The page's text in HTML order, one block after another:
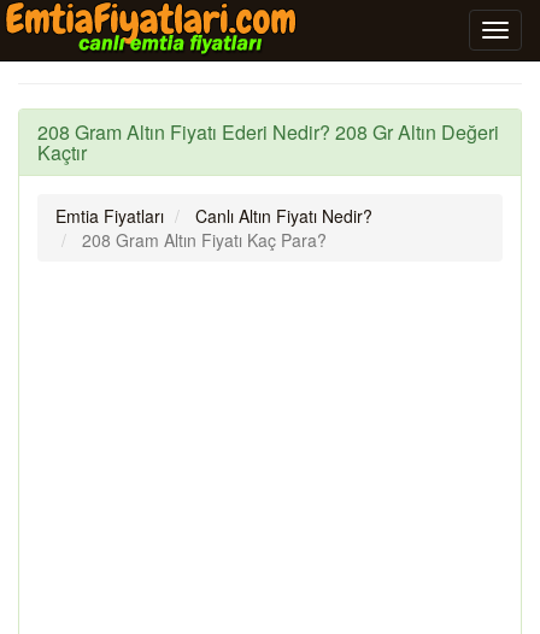
208 Gram Altın Fiyatı Ederi Nedir? 208 Gr Altın Değeri
Kaçtır
Emtia Fiyatları
Canlı Altın Fiyatı Nedir?
208 Gram Altın Fiyatı Kaç Para?